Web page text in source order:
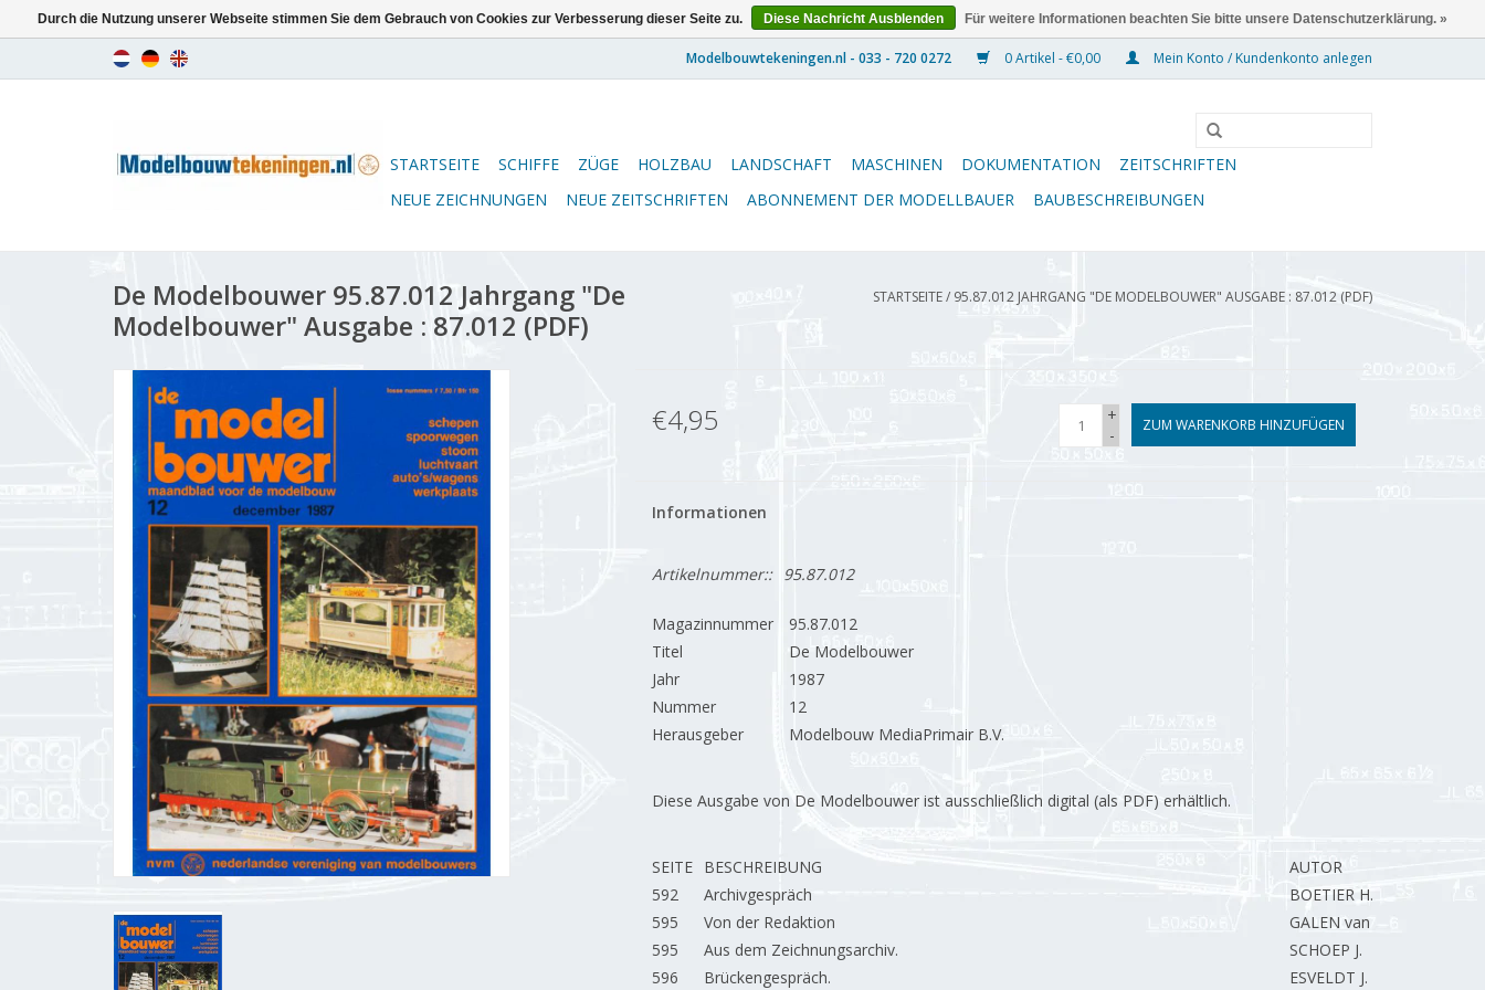
0 Artikel - €0,00 Mein Konto / Kundenkonto anlegen
STARTSEITE SCHIFFE ZÜGE HOLZBAU LANDSCHAFT MASCHINEN DOKUMENTATION
ZEITSCHRIFTEN
NEUE ZEICHNUNGEN
NEUE ZEITSCHRIFTEN ABONNEMENT DER MODELLBAUER BAUBESCHREIBUNGEN
De Modelbouwer 95.87.012 Jahrgang "De
Modelbouwer" Ausgabe : 87.012 (PDF)
STARTSEITE/ 95.87.012 JAHRGANG "DE MODELBOUWER" AUSGABE : 87.012 (PDF)
€4,95
+
-
ZUM WARENKORB HINZUFÜGEN
Informationen
Artikelnummer:: 95.87.012
Magazinnummer
95.87.012
Titel
De Modelbouwer
Jahr
1987
Nummer
12
Herausgeber
Modelbouw MediaPrimair B.V.
Diese Ausgabe von De Modelbouwer ist ausschließlich digital (als PDF) erhältlich.
SEITE BESCHREIBUNG
AUTOR
592
Archivgespräch
BOETIER H.
595
Von der Redaktion
GALEN van L.
595
Aus dem Zeichnungsarchiv.
SCHOEP J.
596
Brückengespräch.
ESVELDT J.
Durch die Nutzung unserer Webseite stimmen Sie dem Gebrauch von Cookies zur Verbesserung dieser Seite zu. Diese Nachricht Ausblenden Für weitere Informationen beachten Sie bitte unsere Datenschutzerklärung. »